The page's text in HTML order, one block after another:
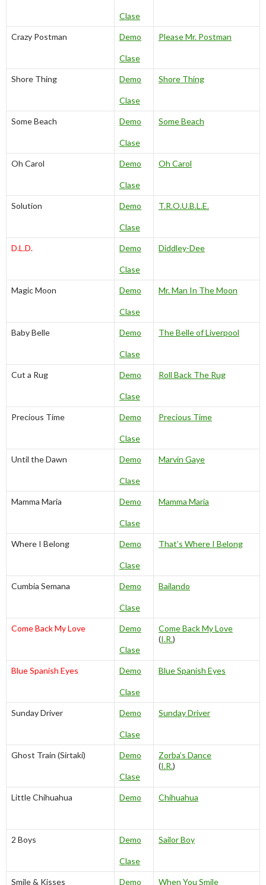
Clase
Crazy Postman Demo
Clase
Please Mr. Postman
Shore Thing Demo
Clase
Shore Thing
Some Beach Demo
Clase
Some Beach
Oh Carol Demo
Clase
Oh Carol
Solution Demo
Clase
T.R.O.U.B.L.E.
D.L.D. Demo
Clase
Diddley-Dee
Magic Moon Demo
Clase
Mr. Man In The Moon
Baby Belle Demo
Clase
The Belle of Liverpool
Cut a Rug Demo
Clase
Roll Back The Rug
Precious Time Demo
Clase
Precious Time
Until the Dawn Demo
Clase
Marvin Gaye
Mamma Maria Demo
Clase
Mamma Maria
Where I Belong Demo
Clase
That’s Where I Belong
Cumbia Semana Demo
Clase
Bailando
Come Back My Love Demo
Clase
Come Back My Love
(I.R.)
Blue Spanish Eyes Demo
Clase
Blue Spanish Eyes
Sunday Driver Demo
Clase
Sunday Driver
Ghost Train (Sirtaki) Demo
Clase
Zorba’s Dance
(I.R.)
Little Chihuahua Demo Chihuahua
2 Boys Demo
Clase
Sailor Boy
Smile & Kisses Demo When You Smile